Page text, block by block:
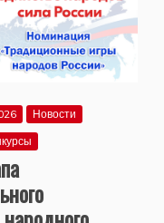
Новости